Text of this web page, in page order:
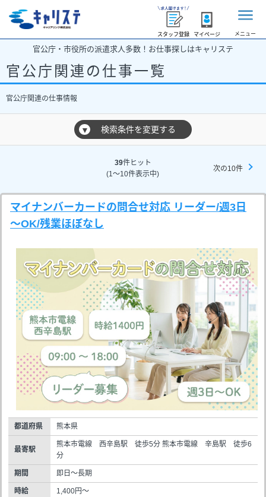
スタッフ登録 マイページ メニュー
官公庁・市役所の派遣求人多数！お仕事探しはキャリステ
官公庁関連の仕事一覧
官公庁関連の仕事情報
▼ 検索条件を変更する
39件ヒット
(1～10件表示中)
次の10件
マイナンバーカードの問合せ対応 リーダー/週3日
～OK/残業ほぼなし
都道府県 熊本県
最寄駅
熊本市電線 西辛島駅 徒歩5分 熊本市電線 辛島駅 徒歩6
分
期間 即日～長期
時給
1,400円～